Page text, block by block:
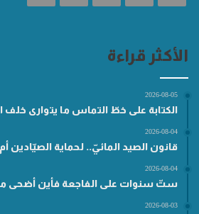
الأكثر قراءة
2026-08-05
الكتابة على خطّ التماس ما يتوارى
2026-08-04
قانون الصيد المائيّ.. لحماية الصيّادين
2026-08-04
ستّ سنوات على الفاجعة فأين أضحى
2026-08-03